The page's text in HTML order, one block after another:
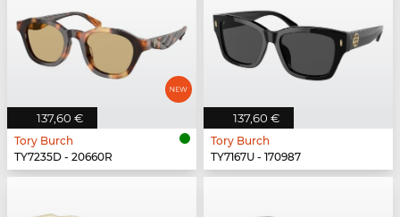
137,60 €
Tory Burch
TY7235D - 20660R
137,60 €
Tory Burch
TY7167U - 170987